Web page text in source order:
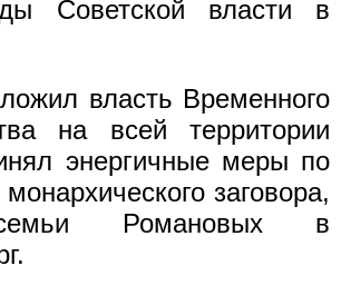
Советской власти в
власть Временного
на всей территории
энергичные меры по
заговора,
Романовых в